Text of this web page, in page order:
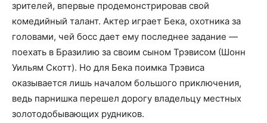
зрителей, впервые продемонстрировав свой
комедийный талант. Актер играет Бека, охотника за
головами, чей босс дает ему последнее задание —
поехать в Бразилию за своим сыном Трэвисом (Шонн
Уильям Скотт). Но для Бека поимка Трэвиса
оказывается лишь началом большого приключения,
ведь парнишка перешел дорогу владельцу местных
золотодобывающих рудников.